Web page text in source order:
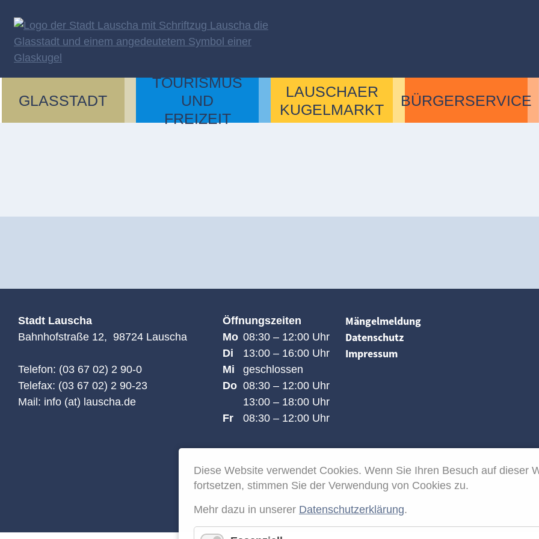
Zum Inhalt springen
GLASSTADT
TOURISMUS
UND
FREIZEIT
LAUSCHAER
KUGELMARKT
BÜRGERSERVICE
Stadt Lauscha
Bahnhofstraße 12, 98724 Lauscha
Telefon: (03 67 02) 2 90-0
Telefax: (03 67 02) 2 90-23
Mail: info (at) lauscha.de
Öffnungszeiten
Mo 08:30 – 12:00 Uhr
Di
13:00 – 16:00 Uhr
Mi
geschlossen
Do 08:30 – 12:00 Uhr
13:00 – 18:00 Uhr
Fr
08:30 – 12:00 Uhr
Navigation
überspringen
Mängelmeldung
Datenschutz
Impressum
Diese Website verwendet Cookies. Wenn Sie Ihren Besuch auf dieser
fortsetzen, stimmen Sie der Verwendung von Cookies zu.
Mehr dazu in unserer Datenschutzerklärung.